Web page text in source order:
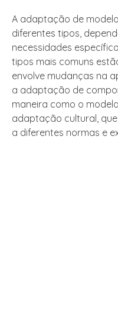
A adaptação de
diferentes tipos,
necessidades
tipos mais comuns
envolve mudanças na
a adaptação de
maneira como o
adaptação cultural,
a diferentes normas e